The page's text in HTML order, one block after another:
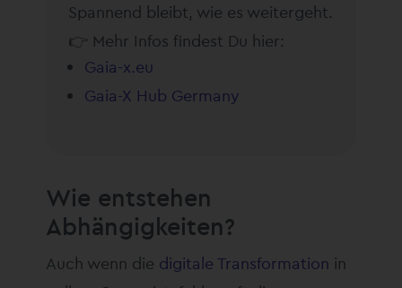
Spannend bleibt, wie es weitergeht.
👉 Mehr Infos findest Du hier:
Gaia-x.eu
Gaia-X Hub Germany
Wie entstehen
Abhängigkeiten?
Auch wenn die digitale Transformation in